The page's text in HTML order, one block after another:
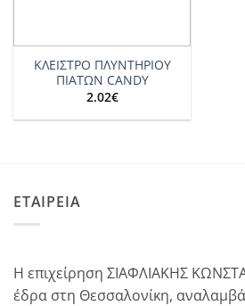
ΚΛΕΙΣΤΡΟ ΠΛΥΝΤΗΡΙΟΥ
ΠΙΑΤΩΝ CANDY
2.02€
ΕΤΑΙΡΕΙΑ
Η επιχείρηση ΣΙΑΦΛΙΑΚΗΣ
έδρα στη Θεσσαλονίκη,